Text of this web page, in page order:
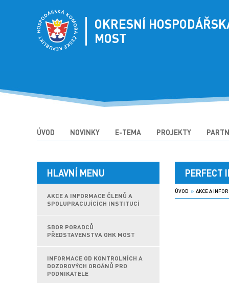
OKRESNÍ
MOST
ÚVOD NOVINKY E-TEMA PROJEKTY
HLAVNÍ MENU
AKCE A INFORMACE ČLENŮ A
SPOLUPRACUJÍCÍCH INSTITUCÍ
SBOR PORADCŮ
PŘEDSTAVENSTVA OHK MOST
INFORMACE OD KONTROLNÍCH A
DOZOROVÝCH ORGÁNŮ PRO
PODNIKATELE
PERFECT
ÚVOD » AKCE A